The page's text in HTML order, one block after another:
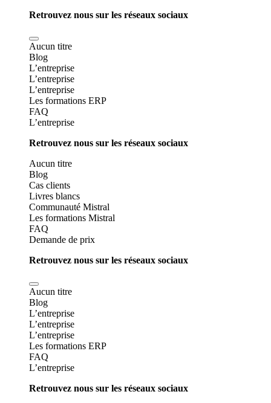
Retrouvez nous sur les réseaux sociaux
Aucun titre
Blog
L’entreprise
L’entreprise
L’entreprise
Les formations ERP
FAQ
L’entreprise
Retrouvez nous sur les réseaux sociaux
Aucun titre
Blog
Cas clients
Livres blancs
Communauté Mistral
Les formations Mistral
FAQ
Demande de prix
Retrouvez nous sur les réseaux sociaux
Aucun titre
Blog
L’entreprise
L’entreprise
L’entreprise
Les formations ERP
FAQ
L’entreprise
Retrouvez nous sur les réseaux sociaux